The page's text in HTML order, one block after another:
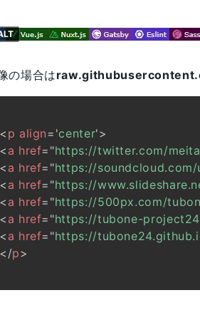
の場合は
< p align= 'center'>
<a href= "https://twitter.com/
<a href= "https://
<a href= "https://
<a href= "https://500px.com/
<a href= "https://tubone-
<a href= "https://
</p>